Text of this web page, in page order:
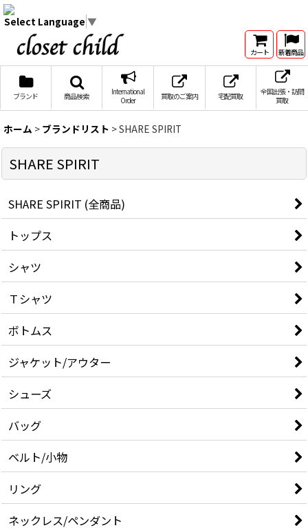
Select Language ▼
カート 新着商品
ブランド 商品検索
International
Order
買取のご案内 宅配買取
全国出張・訪問
買取
ホーム > ブランドリスト >SHARE SPIRIT
SHARE SPIRIT
SHARE SPIRIT (全商品)
トップス
シャツ
Ｔシャツ
ボトムス
ジャケット/アウター
シューズ
バッグ
ベルト/小物
リング
ネックレス/ペンダント